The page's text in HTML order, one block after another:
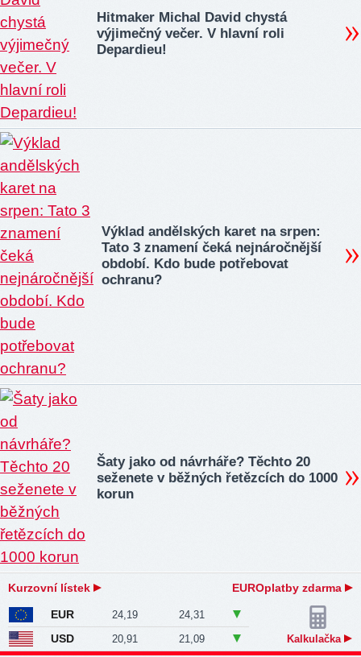
Hitmaker Michal David chystá
výjimečný večer. V hlavní roli
Depardieu!
Výklad andělských karet na srpen:
Tato 3 znamení čeká nejnáročnější
období. Kdo bude potřebovat
ochranu?
Šaty jako od návrháře? Těchto 20
seženete v běžných řetězcích do 1000
korun
Kurzovní lístek EUROplatby zdarma
EUR 24,19 24,31
USD 20,91 21,09 Kalkulačka